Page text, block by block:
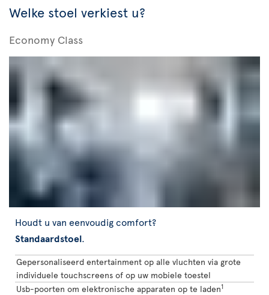
Welke stoel verkiest u?
Economy Class
Houdt u van eenvoudig comfort?
Standaardstoel.
Gepersonaliseerd entertainment op alle vluchten via grote
individuele touchscreens of op uw mobiele toestel
Usb-poorten om elektronische apparaten op te laden1